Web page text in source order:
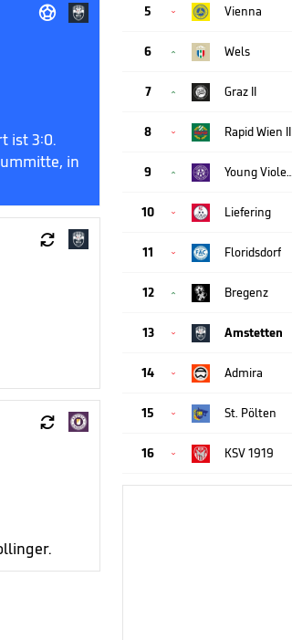

ist 3:0.
in


5  Vienna
6  Wels
7  Graz II
8  Rapid Wien II
9 
10  Liefering
11  Floridsdorf
12  Bregenz
13  Amstetten
14  Admira
15  St. Pölten
16  KSV 1919